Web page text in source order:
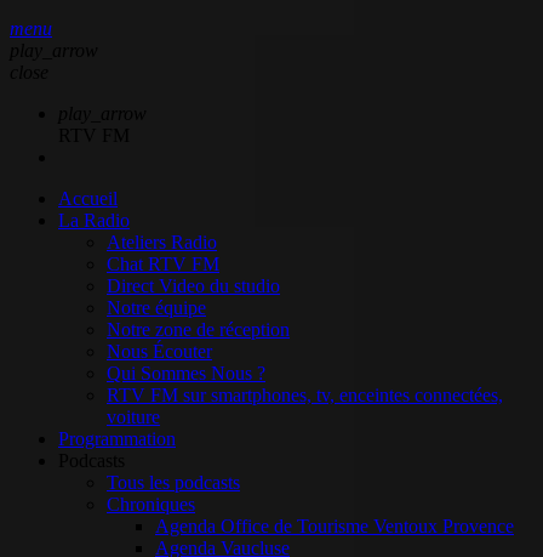
menu
Accueil
La Radio
Ateliers Radio
Chat RTV FM
Direct Video du studio
Notre équipe
Notre zone de réception
Nous Écouter
Qui Sommes Nous ?
RTV FM sur smartphones, tv, enceintes connectées,
voiture
Programmation
Tous les podcasts
Chroniques
Agenda Office de Tourisme Ventoux Provence
Agenda Vaucluse